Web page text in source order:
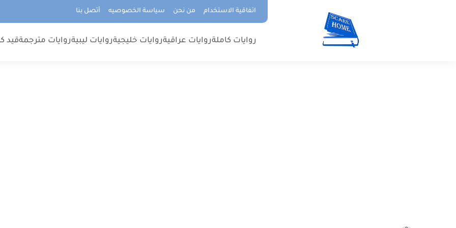
اتفاقية الاستخدام من نحن سياسة الخصوصيه أتصل بنا
روايات كاملةروايات عراقيةروايات خليجيةروايات ليبيةروايات مترجمةقيد